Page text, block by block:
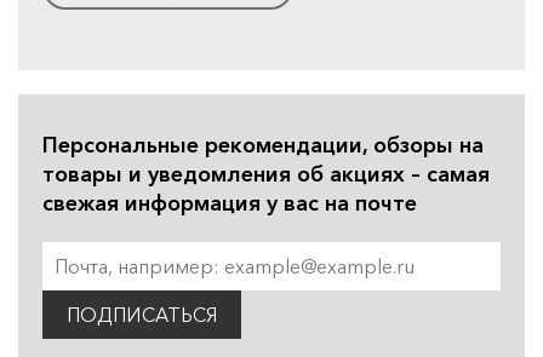
Персональные рекомендации, обзоры на
товары и уведомления об акциях – самая
свежая информация у вас на почте
ПОДПИСАТЬСЯ